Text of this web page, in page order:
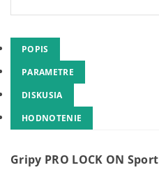
POPIS
PARAMETRE
DISKUSIA
HODNOTENIE
Gripy PRO LOCK ON Sport